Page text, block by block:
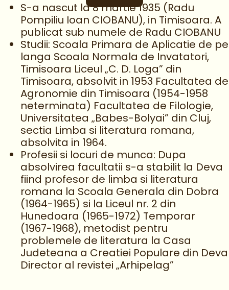
S-a nascut la 8 martie 1935 (Radu
Pompiliu Ioan CIOBANU), in Timisoara. A
publicat sub numele de Radu CIOBANU
Studii: Scoala Primara de Aplicatie de pe
langa Scoala Normala de Invatatori,
Timisoara Liceul „C. D. Loga” din
Timisoara, absolvit in 1953 Facultatea de
Agronomie din Timisoara (1954-1958
neterminata) Facultatea de Filologie,
Universitatea „Babes-Bolyai” din Cluj,
sectia Limba si literatura romana,
absolvita in 1964.
Profesii si locuri de munca: Dupa
absolvirea facultatii s-a stabilit la Deva
fiind profesor de limba si literatura
romana la Scoala Generala din Dobra
(1964-1965) si la Liceul nr. 2 din
Hunedoara (1965-1972) Temporar
(1967-1968), metodist pentru
problemele de literatura la Casa
Judeteana a Creatiei Populare din Deva
Director al revistei „Arhipelag”